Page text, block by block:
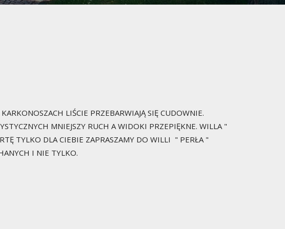
LIŚCIE PRZEBARWIAJĄ SIĘ CUDOWNIE.
MNIEJSZY RUCH A WIDOKI PRZEPIĘKNE. WILLA "
TYLKO DLA CIEBIE ZAPRASZAMY DO WILLI " PERŁA "
I NIE TYLKO.